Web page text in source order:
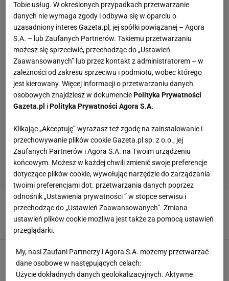
Moja lodówka lśni jak nowa! Do jej czyszczenia
używam składnika z własnej kuchni
13 GRUDNIA 2024, 12:00
Jak stworzyć kącik do czytania dla dzieci?
Najpiękniejsze aranżacje
13 GRUDNIA 2024, 10:00
Tobie usług. W określonych przypadkach przetwarzanie
danych nie wymaga zgody i odbywa się w oparciu o
uzasadniony interes Gazeta.pl, jej spółki powiązanej – Agora
S.A. – lub Zaufanych Partnerów. Takiemu przetwarzaniu
możesz się sprzeciwić, przechodząc do „Ustawień
Zaawansowanych” lub przez kontakt z administratorem – w
zależności od zakresu sprzeciwu i podmiotu, wobec którego
jest kierowany. Więcej informacji o przetwarzaniu danych
osobowych znajdziesz w dokumencie Polityka Prywatności
Gazeta.pl i Polityka Prywatności Agora S.A.
Klikając „Akceptuję” wyrażasz też zgodę na zainstalowanie i
przechowywanie plików cookie Gazeta.pl sp. z o.o., jej
Zaufanych Partnerów i Agora S.A. na Twoim urządzeniu
końcowym. Możesz w każdej chwili zmienić swoje preferencje
dotyczące plików cookie, wywołując narzędzie do zarządzania
twoimi preferencjami dot. przetwarzania danych poprzez
odnośnik „Ustawienia prywatności ” w stopce serwisu i
przechodząc do „Ustawień Zaawansowanych”. Zmiana
ustawień plików cookie możliwa jest także za pomocą ustawień
przeglądarki.
My, nasi Zaufani Partnerzy i Agora S.A. możemy przetwarzać
dane osobowe w następujących celach:
Użycie dokładnych danych geolokalizacyjnych. Aktywne